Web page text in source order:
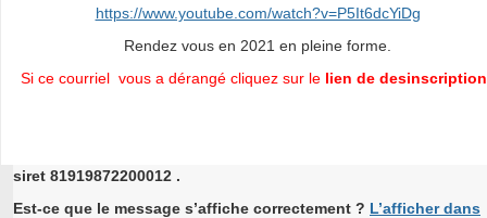
https://www.youtube.com/watch?v=P5It6dcYiDg
Rendez vous en 2021 en pleine forme.
Si ce courriel vous a dérangé cliquez sur le lien de desinscription
siret 81919872200012 .
Est-ce que le message s’affiche correctement ? L’afficher dans